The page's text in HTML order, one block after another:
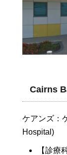
Cairns
ケアンズ：
Hospital)
【診療